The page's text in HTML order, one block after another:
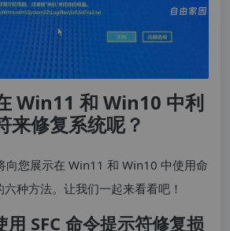
Win11 和 Win10 中利
来修复系统呢？
向您展示在 Win11 和 Win10 中使用命
种方法。让我们一起来看看吧！
SFC 命令提示符修复损